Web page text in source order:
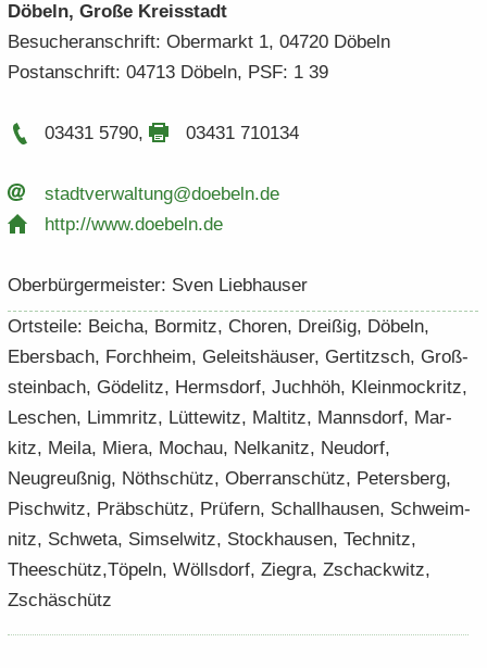
Dö­beln, Große Kreis­stadt
Be­su­cher­an­schrift: Ober­markt 1, 04720 Dö­beln
Post­an­schrift: 04713 Dö­beln, PSF: 1 39
03431 5790, 03431 710134
stadt­ver­wal­tung@do­ebeln.​de
http:/​/​www.​doebeln.​de
Ober­bür­ger­meis­ter: Sven Lieb­hau­ser
Orts­tei­le: Bei­cha, Bor­mitz, Cho­ren, Drei­ßig, Dö­beln,
Ebers­bach, Forch­heim, Ge­leits­häu­ser, Ger­titzsch, Groß­
stein­bach, Gö­de­litz, Herms­dorf, Juch­höh, Klein­mock­ritz,
Le­schen, Limm­ritz, Lüt­te­witz, Mal­titz, Manns­dorf, Mar­
kitz, Meila, Miera, Moch­au, Nel­ka­nitz, Neu­dorf,
Neugreuß­nig, Nöth­schütz, Ober­ran­schütz, Pe­ters­berg,
Pi­schwitz, Präb­schütz, Prü­fern, Schall­hau­sen, Schweim­
nitz, Schwe­ta, Sim­sel­witz, Stock­hau­sen, Tech­nitz,
Theeschütz,Tö­peln, Wölls­dorf, Zie­gra, Zsch­ack­witz,
Zschä­schütz